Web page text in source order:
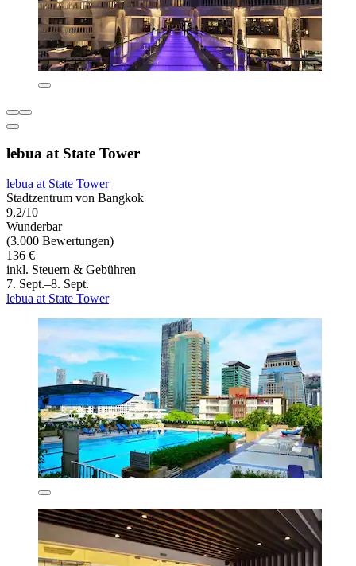
lebua at State Tower
lebua at State Tower
Stadtzentrum von Bangkok
9,2/10
Wunderbar
(3.000 Bewertungen)
136 €
inkl. Steuern & Gebühren
7. Sept.–8. Sept.
lebua at State Tower